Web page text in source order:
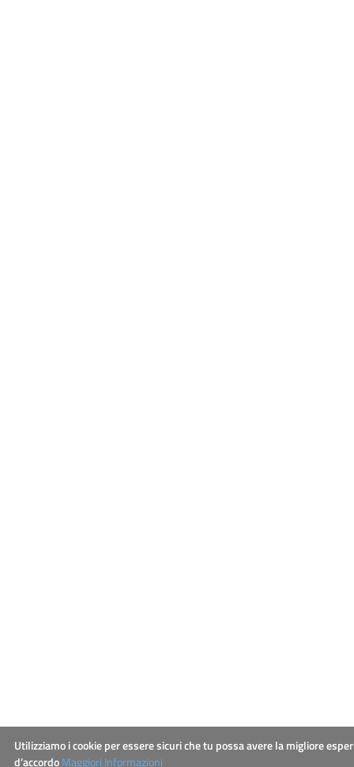
Utilizziamo i cookie per essere sicuri che tu possa avere la migliore
d’accordoMaggiori Informazioni